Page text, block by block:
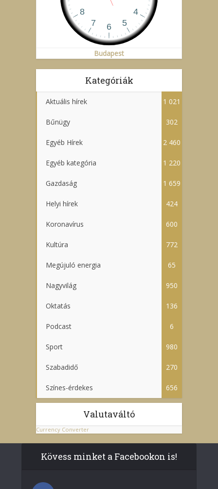
Budapest
Kategóriák
Aktuális hírek 1 021
Bűnügy 302
Egyéb Hírek 2 460
Egyéb kategória 1 220
Gazdaság 1 659
Helyi hírek 424
Koronavírus 600
Kultúra 772
Megújuló energia 65
Nagyvilág 950
Oktatás 136
Podcast 6
Sport 980
Szabadidő 270
Színes-érdekes 656
Valutaváltó
Currency Converter
Kövess minket a Facebookon is!